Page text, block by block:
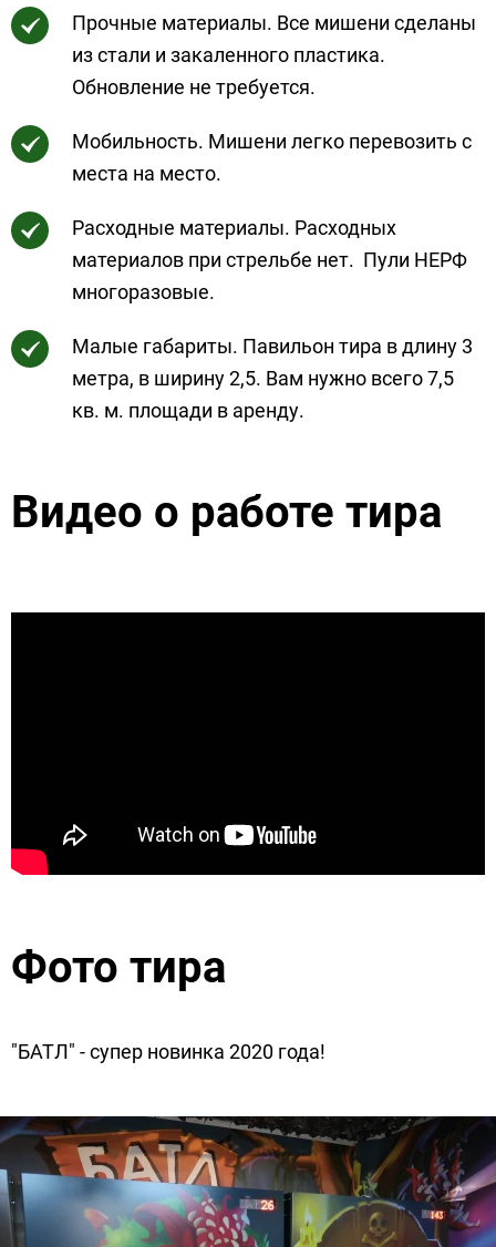
Прочные материалы. Все мишени сделаны
из стали и закаленного пластика.
Обновление не требуется.
Мобильность. Мишени легко перевозить с
места на место.
Расходные материалы. Расходных
материалов при стрельбе нет. Пули НЕРФ
многоразовые.
Малые габариты. Павильон тира в длину 3
метра, в ширину 2,5. Вам нужно всего 7,5
кв. м. площади в аренду.
Видео о работе тира
Фото тира
"БАТЛ" - супер новинка 2020 года!